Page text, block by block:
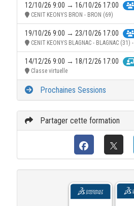
9:00 → 12:00
12/10/26 9:00 → 16/10/26 17:00
CENIT KEONYS BRON - BRON (69)
19/10/26 9:00 → 23/10/26 17:00
CENIT KEONYS BLAGNAC - BLAGNAC (31) -
14/12/26 9:00 → 18/12/26 17:00
Classe virtuelle
Prochaines Sessions
Partager cette formation